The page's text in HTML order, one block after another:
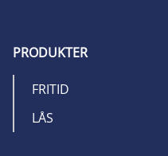
PRODUKTER
FRITID
LÅS